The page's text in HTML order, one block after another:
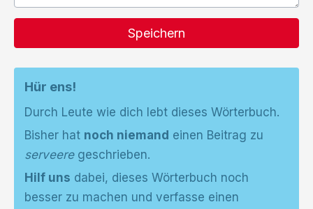
Speichern
Hür ens!
Durch Leute wie dich lebt dieses Wörterbuch.
Bisher hat noch niemand einen Beitrag zu
serveeregeschrieben.
Hilf uns dabei, dieses Wörterbuch noch
besser zu machen und verfasse einen